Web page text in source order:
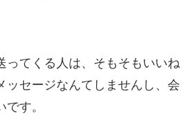
ってくる人は、そもそもいいね
ッセージなんてしませんし、会
す。